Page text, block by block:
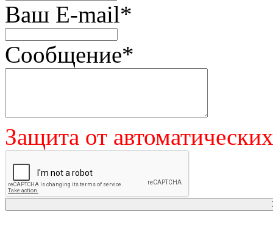
Ваш E-mail*
Сообщение*
Защита от